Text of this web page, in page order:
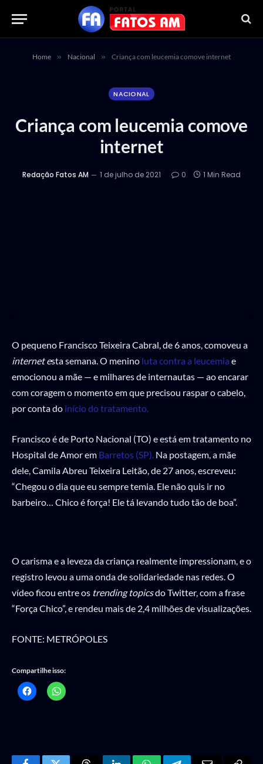
Home » Nacional » Criança com leucemia comove internet
NACIONAL
Criança com leucemia comove
internet
Redação Fatos AM 1 de julho de 2021 0 1 Min Read
O pequeno Francisco Teixeira Cabral, de 6 anos, comoveu a
internet esta semana. O menino luta contra a leucemia e
emocionou a mãe — e milhares de internautas — ao encarar
com coragem o momento em que precisou raspar o cabelo,
por conta do início do tratamento.
Francisco é de Porto Nacional (TO) e está em tratamento no
Hospital de Amor em Barretos (SP). Na postagem, a mãe
dele, Camila Abreu Teixeira Leitão, de 27 anos, escreveu:
“Chegou o dia que eu sempre temia. Ele não quis ir no
barbeiro… Chico é força! Ele tá levando tudo tão de boa”.
O carisma e a leveza da criança realmente impressionam, e o
registro levou a uma onda de solidariedade nas redes. O
vídeo ficou entre os trending topicsdo Twitter, com a frase
“Força Chico”, e rendeu mais de 2,4 milhões de visualizações.
FONTE: METRÓPOLES
Compartilhe isso: